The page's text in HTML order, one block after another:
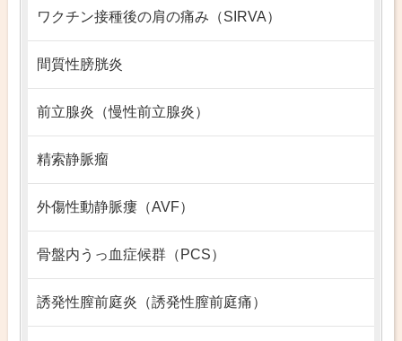
ワクチン接種後の肩の痛み（SIRVA）
間質性膀胱炎
前立腺炎（慢性前立腺炎）
精索静脈瘤
外傷性動静脈瘻（AVF）
骨盤内うっ血症候群（PCS）
誘発性膣前庭炎（誘発性膣前庭痛）